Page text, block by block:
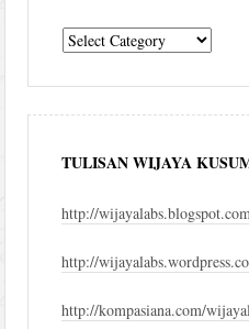
komentar
TULISAN WIJAYA
http://wijayalabs.blogspot.com
http://
http://kompasiana.com/